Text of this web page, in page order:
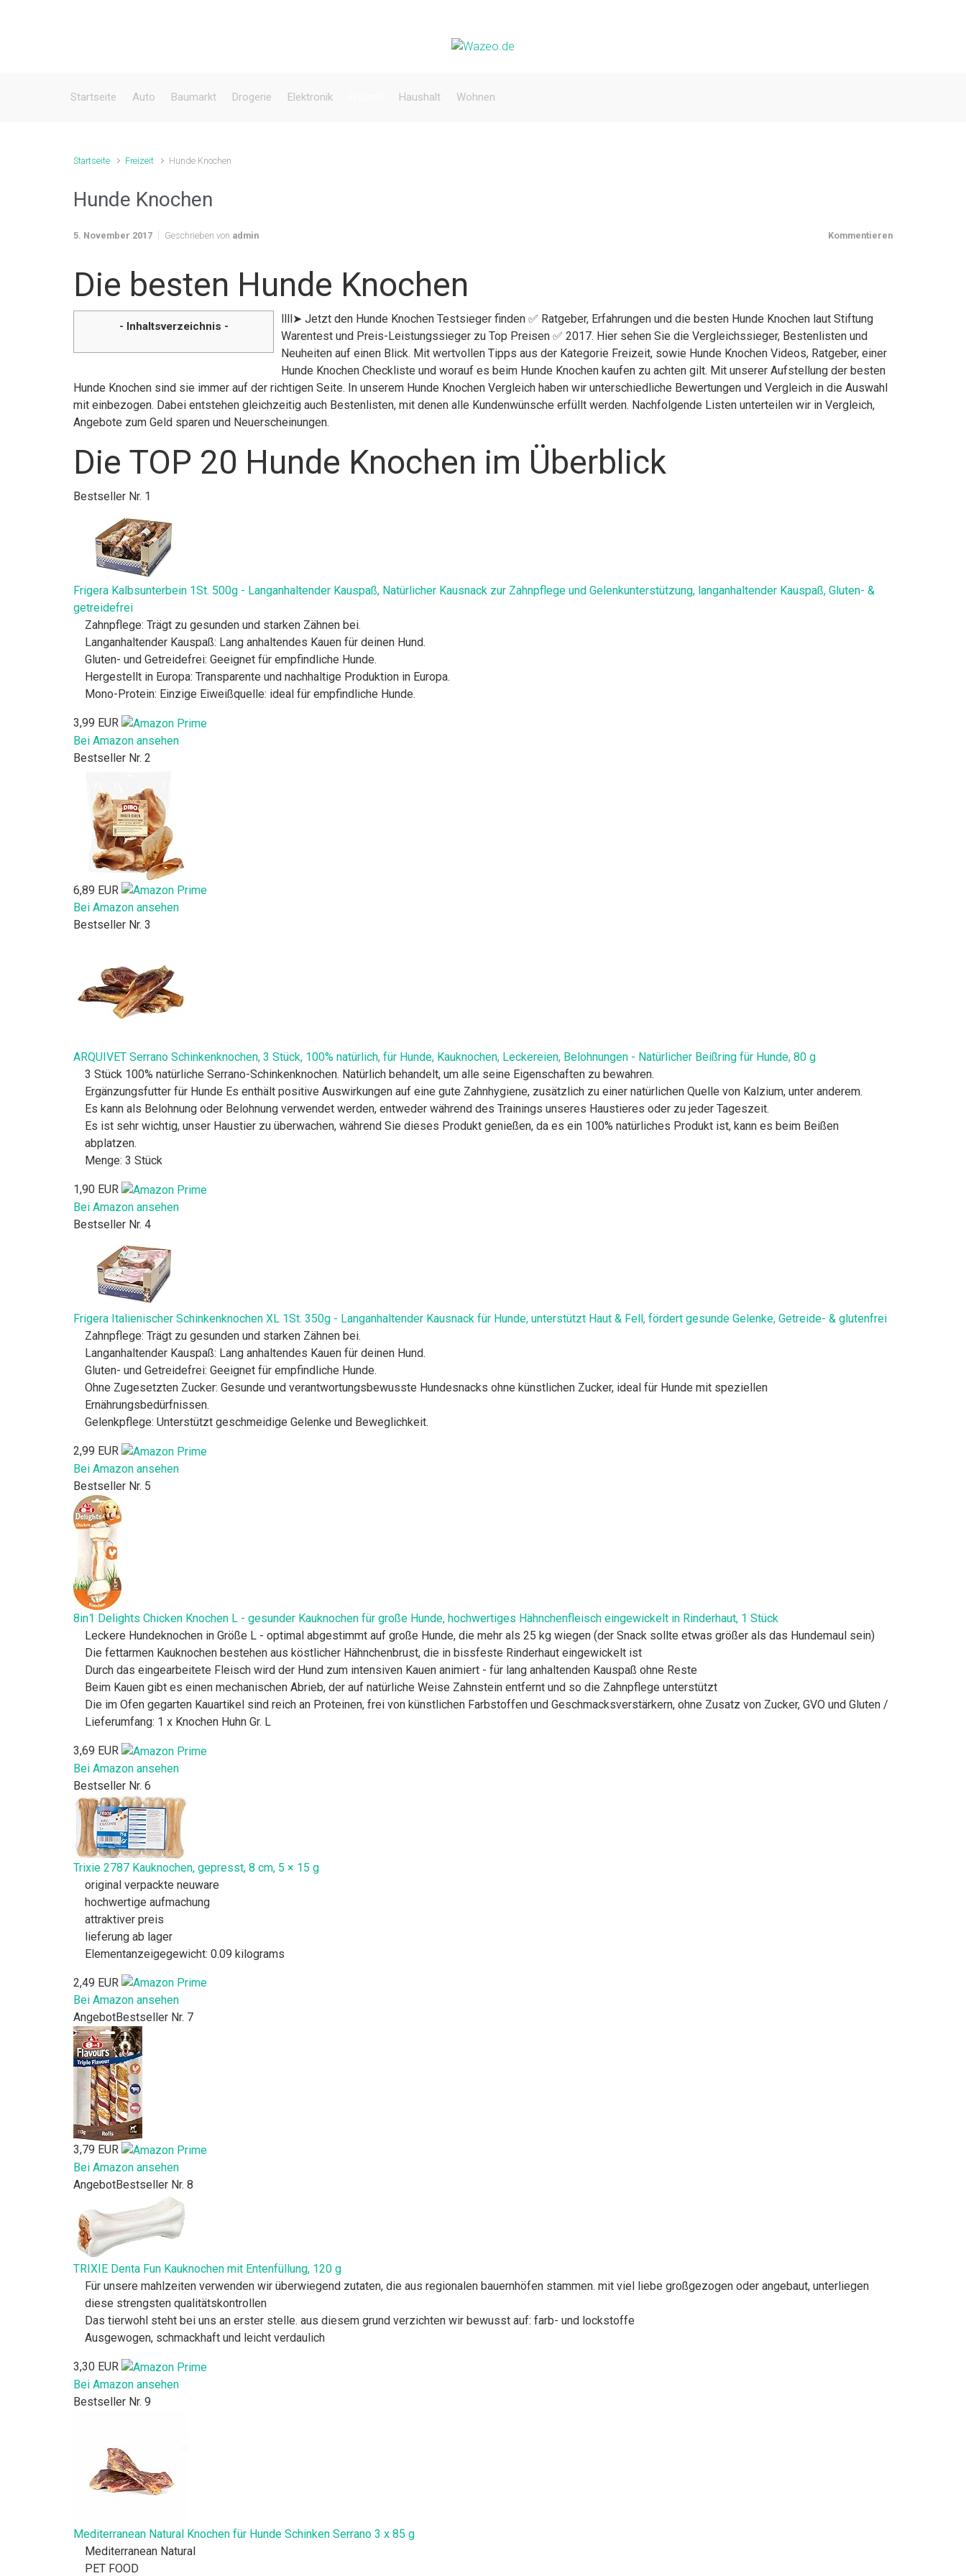
Startseite Auto Baumarkt Drogerie Elektronik Haushalt Wohnen
Startseite Freizeit Hunde Knochen
Hunde Knochen
5. November 2017 Geschrieben von admin Kommentieren
Die besten Hunde Knochen
- Inhaltsverzeichnis -
llll➤ Jetzt den Hunde Knochen Testsieger finden ✅ Ratgeber, Erfahrungen und die besten Hunde Knochen laut Stiftung
Warentest und Preis-Leistungssieger zu Top Preisen ✅ 2017. Hier sehen Sie die Vergleichssieger, Bestenlisten und
Neuheiten auf einen Blick. Mit wertvollen Tipps aus der Kategorie Freizeit, sowie Hunde Knochen Videos, Ratgeber, einer
Hunde Knochen Checkliste und worauf es beim Hunde Knochen kaufen zu achten gilt. Mit unserer Aufstellung der besten
Hunde Knochen sind sie immer auf der richtigen Seite. In unserem Hunde Knochen Vergleich haben wir unterschiedliche Bewertungen und Vergleich in die Auswahl
mit einbezogen. Dabei entstehen gleichzeitig auch Bestenlisten, mit denen alle Kundenwünsche erfüllt werden. Nachfolgende Listen unterteilen wir in Vergleich,
Angebote zum Geld sparen und Neuerscheinungen.
Die TOP 20 Hunde Knochen im Überblick
Bestseller Nr. 1
Frigera Kalbsunterbein 1St. 500g - Langanhaltender Kauspaß, Natürlicher Kausnack zur Zahnpflege und Gelenkunterstützung, langanhaltender Kauspaß, Gluten- &
getreidefrei
Zahnpflege: Trägt zu gesunden und starken Zähnen bei.
Langanhaltender Kauspaß: Lang anhaltendes Kauen für deinen Hund.
Gluten- und Getreidefrei: Geeignet für empfindliche Hunde.
Hergestellt in Europa: Transparente und nachhaltige Produktion in Europa.
Mono-Protein: Einzige Eiweißquelle: ideal für empfindliche Hunde.
3,99 EUR
Bei Amazon ansehen
Bestseller Nr. 2
6,89 EUR
Bei Amazon ansehen
Bestseller Nr. 3
ARQUIVET Serrano Schinkenknochen, 3 Stück, 100% natürlich, für Hunde, Kauknochen, Leckereien, Belohnungen - Natürlicher Beißring für Hunde, 80 g
3 Stück 100% natürliche Serrano-Schinkenknochen. Natürlich behandelt, um alle seine Eigenschaften zu bewahren.
Ergänzungsfutter für Hunde Es enthält positive Auswirkungen auf eine gute Zahnhygiene, zusätzlich zu einer natürlichen Quelle von Kalzium, unter anderem.
Es kann als Belohnung oder Belohnung verwendet werden, entweder während des Trainings unseres Haustieres oder zu jeder Tageszeit.
Es ist sehr wichtig, unser Haustier zu überwachen, während Sie dieses Produkt genießen, da es ein 100% natürliches Produkt ist, kann es beim Beißen
abplatzen.
Menge: 3 Stück
1,90 EUR
Bei Amazon ansehen
Bestseller Nr. 4
Frigera Italienischer Schinkenknochen XL 1St. 350g - Langanhaltender Kausnack für Hunde, unterstützt Haut & Fell, fördert gesunde Gelenke, Getreide- & glutenfrei
Zahnpflege: Trägt zu gesunden und starken Zähnen bei.
Langanhaltender Kauspaß: Lang anhaltendes Kauen für deinen Hund.
Gluten- und Getreidefrei: Geeignet für empfindliche Hunde.
Ohne Zugesetzten Zucker: Gesunde und verantwortungsbewusste Hundesnacks ohne künstlichen Zucker, ideal für Hunde mit speziellen
Ernährungsbedürfnissen.
Gelenkpflege: Unterstützt geschmeidige Gelenke und Beweglichkeit.
2,99 EUR
Bei Amazon ansehen
Bestseller Nr. 5
8in1 Delights Chicken Knochen L - gesunder Kauknochen für große Hunde, hochwertiges Hähnchenfleisch eingewickelt in Rinderhaut, 1 Stück
Leckere Hundeknochen in Größe L - optimal abgestimmt auf große Hunde, die mehr als 25 kg wiegen (der Snack sollte etwas größer als das Hundemaul sein)
Die fettarmen Kauknochen bestehen aus köstlicher Hähnchenbrust, die in bissfeste Rinderhaut eingewickelt ist
Durch das eingearbeitete Fleisch wird der Hund zum intensiven Kauen animiert - für lang anhaltenden Kauspaß ohne Reste
Beim Kauen gibt es einen mechanischen Abrieb, der auf natürliche Weise Zahnstein entfernt und so die Zahnpflege unterstützt
Die im Ofen gegarten Kauartikel sind reich an Proteinen, frei von künstlichen Farbstoffen und Geschmacksverstärkern, ohne Zusatz von Zucker, GVO und Gluten /
Lieferumfang: 1 x Knochen Huhn Gr. L
3,69 EUR
Bei Amazon ansehen
Bestseller Nr. 6
Trixie 2787 Kauknochen, gepresst, 8 cm, 5 × 15 g
original verpackte neuware
hochwertige aufmachung
attraktiver preis
lieferung ab lager
Elementanzeigegewicht: 0.09 kilograms
2,49 EUR
Bei Amazon ansehen
AngebotBestseller Nr. 7
3,79 EUR
Bei Amazon ansehen
AngebotBestseller Nr. 8
TRIXIE Denta Fun Kauknochen mit Entenfüllung, 120 g
Für unsere mahlzeiten verwenden wir überwiegend zutaten, die aus regionalen bauernhöfen stammen. mit viel liebe großgezogen oder angebaut, unterliegen
diese strengsten qualitätskontrollen
Das tierwohl steht bei uns an erster stelle. aus diesem grund verzichten wir bewusst auf: farb- und lockstoffe
Ausgewogen, schmackhaft und leicht verdaulich
3,30 EUR
Bei Amazon ansehen
Bestseller Nr. 9
Mediterranean Natural Knochen für Hunde Schinken Serrano 3 x 85 g
Mediterranean Natural
PET FOOD